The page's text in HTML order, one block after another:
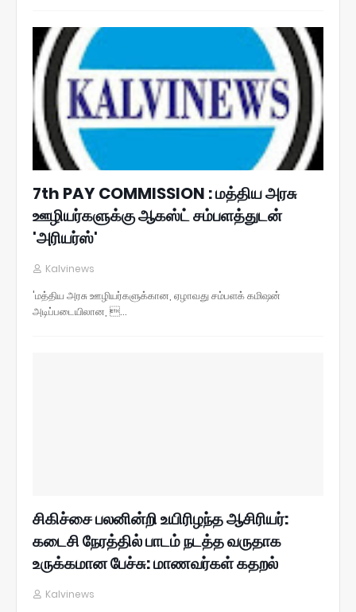
7th PAY COMMISSION : மத்திய அரசு
ஊழியர்களுக்கு ஆகஸ்ட் சம்பளத்துடன்
'அரியர்ஸ்'
Kalvinews
'மத்திய அரசு ஊழியர்களுக்கான, ஏழாவது சம்பளக் கமிஷன்
அடிப்படையிலான, …
சிகிச்சை பலனின்றி உயிரிழந்த ஆசிரியர்:
கடைசி நேரத்தில் பாடம் நடத்த வருதாக
உருக்கமான பேச்சு: மாணவர்கள் கதறல்
Kalvinews